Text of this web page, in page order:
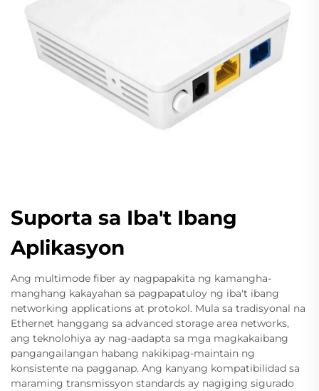
Suporta sa Iba't Ibang
Aplikasyon
Ang multimode fiber ay nagpapakita ng kamangha-
manghang kakayahan sa pagpapatuloy ng iba't ibang
networking applications at protokol. Mula sa tradisyonal na
Ethernet hanggang sa advanced storage area networks,
ang teknolohiya ay nag-aadapta sa mga magkakaibang
pangangailangan habang nakikipag-maintain ng
konsistente na pagganap. Ang kanyang kompatibilidad sa
maraming transmissyon standards ay nagiging sigurado